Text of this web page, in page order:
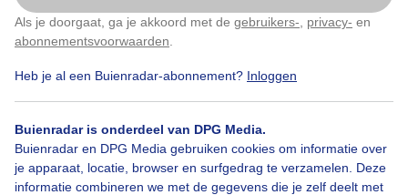
Als je doorgaat, ga je akkoord met de gebruikers- privacy- en
abonnementsvoorwaarden
Heb je al een Buienradar-abonnement? Inloggen
Buienradar is onderdeel van DPG Media.
Buienradar en DPG Media gebruiken cookies om informatie over
je apparaat, locatie, browser en surfgedrag te verzamelen. Deze
informatie combineren we met de gegevens die je zelf deelt met
Door: Arnout Bolt
Bekijk slideshow
Klik hierom dit aan te passen